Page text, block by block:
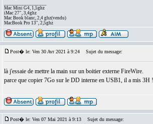
Mac Mini G4, 1,5ghz
iMac 27", 3,4ghz
Mac Book blanc, 2,4 ghz(vendu)
MacBook Pro 13", 2,5ghz
Post� le: Ven 30 Avr 2021 à 9:24 Sujet du message:
là j'essaie de mettre la main sur un boitier externe FireWire.
parce que copier 7Go sur le DD interne en USB1, il a mis 3H
Post� le: Ven 07 Mai 2021 à 9:13 Sujet du message: